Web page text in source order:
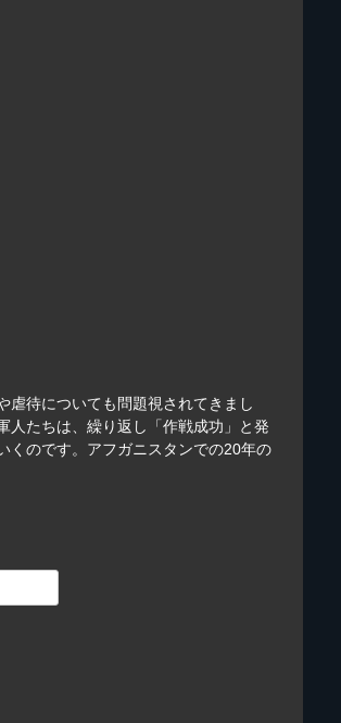
虐待についても問題視されてきまし
人たちは、繰り返し「作戦成功」と発
くのです。アフガニスタンでの20年の